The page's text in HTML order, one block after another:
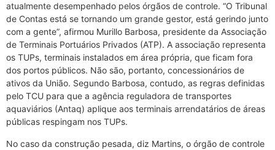
atualmente desempenhado pelos órgãos de controle. “O Tribunal
de Contas está se tornando um grande gestor, está gerindo junto
com a gente”, afirmou Murillo Barbosa, presidente da Associação
de Terminais Portuários Privados (ATP). A associação representa
os TUPs, terminais instalados em área própria, que ficam fora
dos portos públicos. Não são, portanto, concessionários de
ativos da União. Segundo Barbosa, contudo, as regras definidas
pelo TCU para que a agência reguladora de transportes
aquaviários (Antaq) aplique aos terminais arrendatários de áreas
públicas respingam nos TUPs.
No caso da construção pesada, diz Martins, o órgão de controle